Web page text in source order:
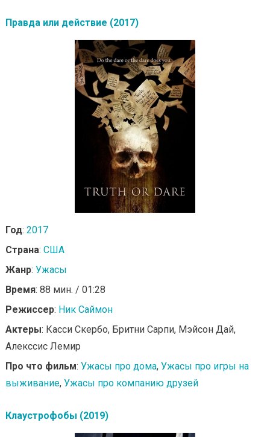
Правда или действие (2017)
Год: 2017
Страна: США
Жанр: Ужасы
Время: 88 мин. / 01:28
Режиссер: Ник Саймон
Актеры: Касси Скербо, Бритни Сарпи, Мэйсон Дай,
Алекссис Лемир
Про что фильм: Ужасы про дома, Ужасы про игры на
выживание, Ужасы про компанию друзей
Клаустрофобы (2019)